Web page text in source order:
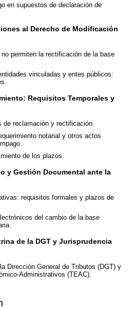
en supuestos de declaración de
al Derecho de Modificación
permiten la rectificación de la base
vinculadas y entes públicos:
Requisitos Temporales y
de reclamación y rectificación.
notarial y otros actos
de los plazos.
y Gestión Documental ante la
requisitos formales y plazos de
del cambio de la base
de la DGT y Jurisprudencia
Dirección General de Tributos (DGT) y
Administrativos (TEAC).